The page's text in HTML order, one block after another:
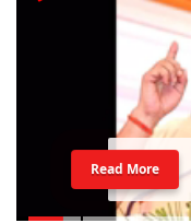
Read More